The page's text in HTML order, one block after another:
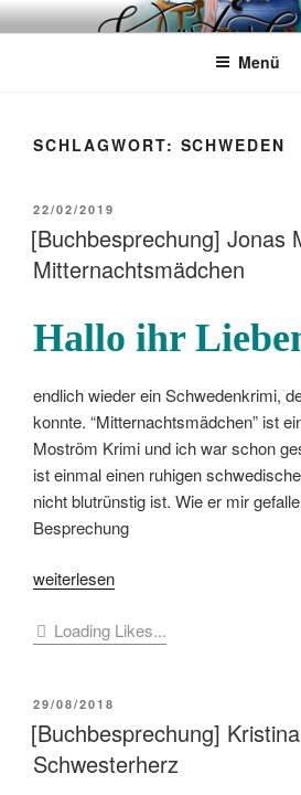
Zum
InhaltWÖRTERKATZE
Von Büchern erzählen
Menü
SCHLAGWORT: SCHWEDEN
VERÖFFENTLICHT
AM
22/02/2019
[Buchbesprechung] Jonas
Mitternachtsmädchen
Hallo ihr
endlich wieder ein Schwedenkrimi,
konnte. “Mitternachtsmädchen” ist
Moström Krimi und ich war schon
ist einmal einen ruhigen
nicht blutrünstig ist. Wie er mir
Besprechung
„[Buchbesprechung]
Moström
weiterlesen
Loading Likes...
VERÖFFENTLICHT
AM
29/08/2018
[Buchbesprechung]
Schwesterherz